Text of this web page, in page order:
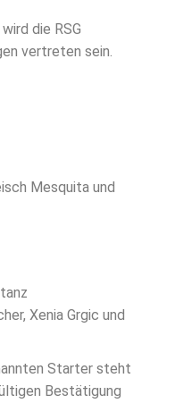
die RSG
vertreten sein.
Mesquita und
Xenia Grgic und
Starter steht
Bestätigung